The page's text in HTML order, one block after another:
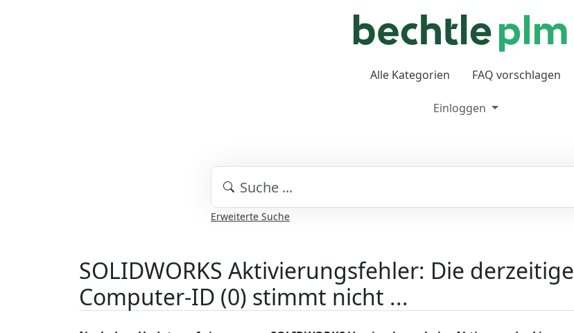
Alle Kategorien FAQ vorschlagen
Einloggen
Erweiterte Suche
SOLIDWORKS Aktivierungsfehler: Die derzeitige
Computer-ID (0) stimmt nicht ...